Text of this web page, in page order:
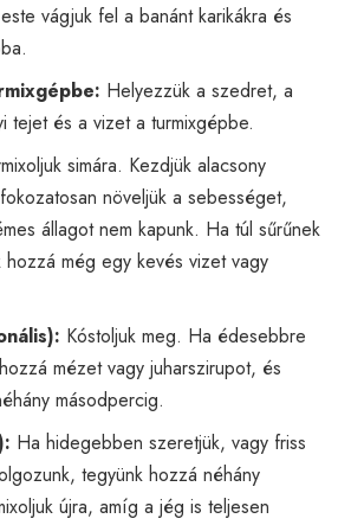
vágjuk fel a banánt karikákra és
Helyezzük a szedret, a
tejet és a vizet a turmixgépbe.
simára. Kezdjük alacsony
növeljük a sebességet,
állagot nem kapunk. Ha túl sűrűnek
hozzá még egy kevés vizet vagy
Kóstoljuk meg. Ha édesebbre
mézet vagy juharszirupot, és
másodpercig.
Ha hidegebben szeretjük, vagy friss
tegyünk hozzá néhány
újra, amíg a jég is teljesen